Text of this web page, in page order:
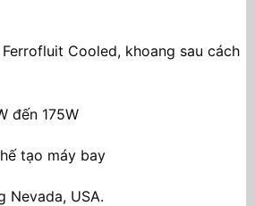
Cooled, khoang sau cách
đến 175W
tạo máy bay
Nevada, USA.